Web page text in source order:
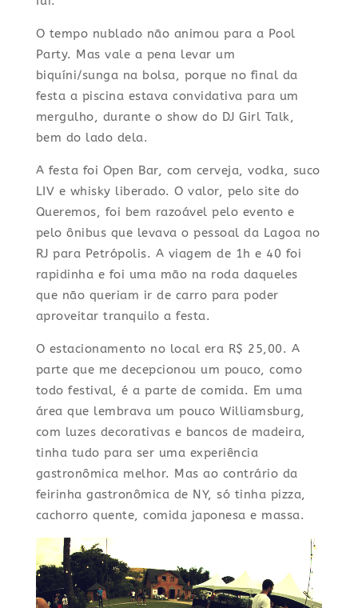
O tempo nublado não animou para a Pool
Party. Mas vale a pena levar um
biquíni/sunga na bolsa, porque no final da
festa a piscina estava convidativa para um
mergulho, durante o show do DJ Girl Talk,
bem do lado dela.
A festa foi Open Bar, com cerveja, vodka, suco
LIV e whisky liberado. O valor, pelo site do
Queremos, foi bem razoável pelo evento e
pelo ônibus que levava o pessoal da Lagoa no
RJ para Petrópolis. A viagem de 1h e 40 foi
rapidinha e foi uma mão na roda daqueles
que não queriam ir de carro para poder
aproveitar tranquilo a festa.
O estacionamento no local era R$ 25,00. A
parte que me decepcionou um pouco, como
todo festival, é a parte de comida. Em uma
área que lembrava um pouco Williamsburg,
com luzes decorativas e bancos de madeira,
tinha tudo para ser uma experiência
gastronômica melhor. Mas ao contrário da
feirinha gastronômica de NY, só tinha pizza,
cachorro quente, comida japonesa e massa.